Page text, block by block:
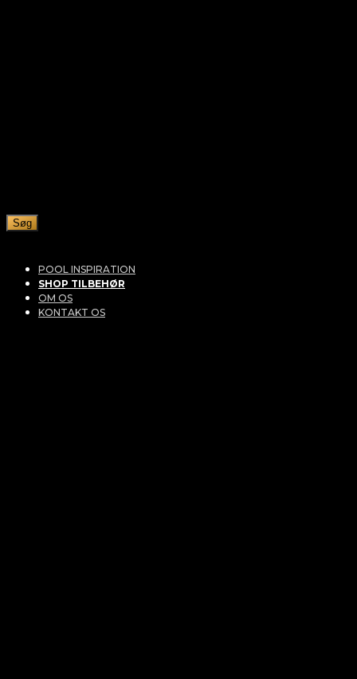
Søg
POOL INSPIRATION
SHOP TILBEHØR
OM OS
KONTAKT OS